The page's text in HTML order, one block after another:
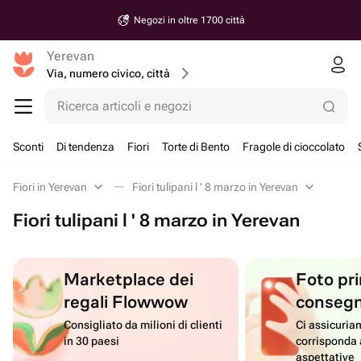
Negozi in oltre 1700 città
Yerevan
Via, numero civico, città
Ricerca articoli e negozi
Sconti Di tendenza Fiori Torte di Bento Fragole di cioccolato
Fiori in Yerevan Fiori tulipani l ' 8 marzo in Yerevan
Fiori tulipani l ' 8 marzo in Yerevan
Marketplace dei
regali Flowwow
Consigliato da milioni di clienti
in 30 paesi
Foto
Ci
corrisponda
aspettative